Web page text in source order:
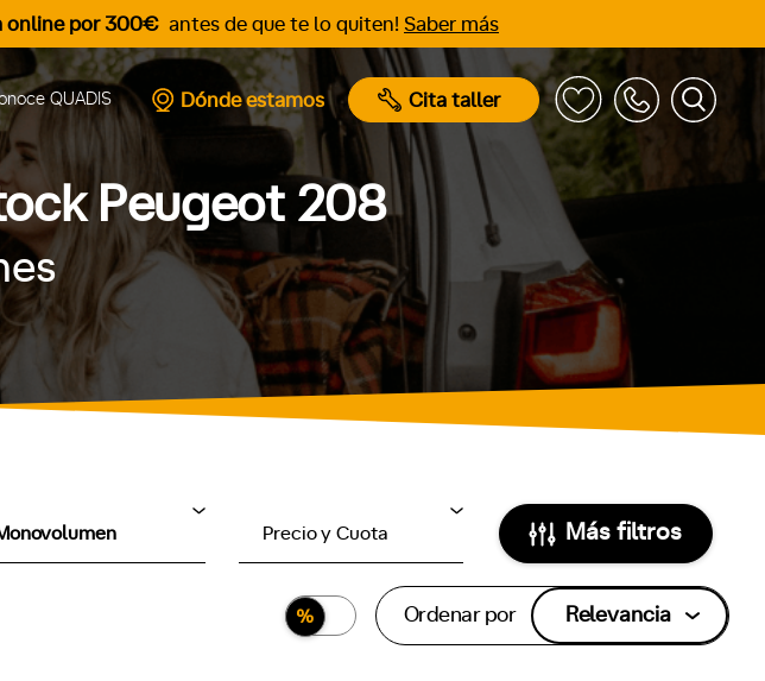
online por 300€ antes de que te lo quiten! Saber más
QUADIS Dónde estamos Cita taller
Peugeot 208
Precio y Cuota Más filtros
Ordenar por Relevancia